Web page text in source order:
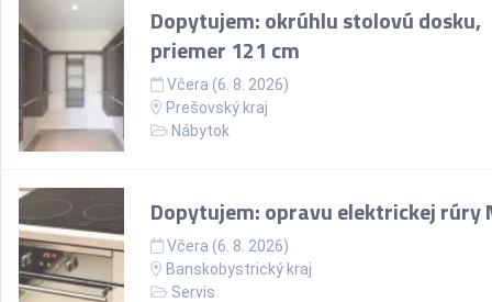
Dopytujem: okrúhlu stolovú dosku,
priemer 121 cm
Včera (6. 8. 2026)
Prešovský kraj
Nábytok
Dopytujem: opravu elektrickej rúry
Včera (6. 8. 2026)
Banskobystrický kraj
Servis